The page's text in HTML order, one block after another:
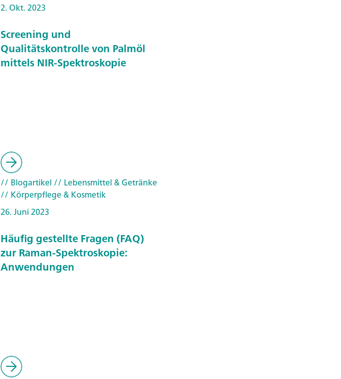
2. Okt. 2023
Screening und
Qualitätskontrolle von Palmöl
mittels NIR-Spektroskopie
// Blogartikel // Lebensmittel & Getränke
// Körperpflege & Kosmetik
26. Juni 2023
Häufig gestellte Fragen (FAQ)
zur Raman-Spektroskopie:
Anwendungen